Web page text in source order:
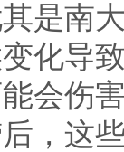
是南
化导
会伤
，这